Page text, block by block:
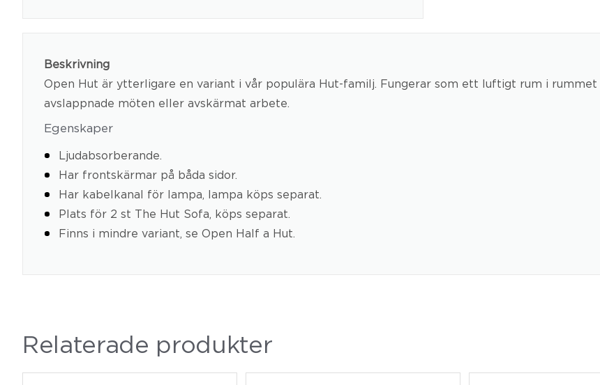
Beskrivning
Open Hut är ytterligare en variant i vår populära Hut-familj. Fungerar som ett luftigt rum i
avslappnade möten eller avskärmat arbete.
Egenskaper
Ljudabsorberande.
Har frontskärmar på båda sidor.
Har kabelkanal för lampa, lampa köps separat.
Plats för 2 st The Hut Sofa, köps separat.
Finns i mindre variant, se Open Half a Hut.
Relaterade produkter